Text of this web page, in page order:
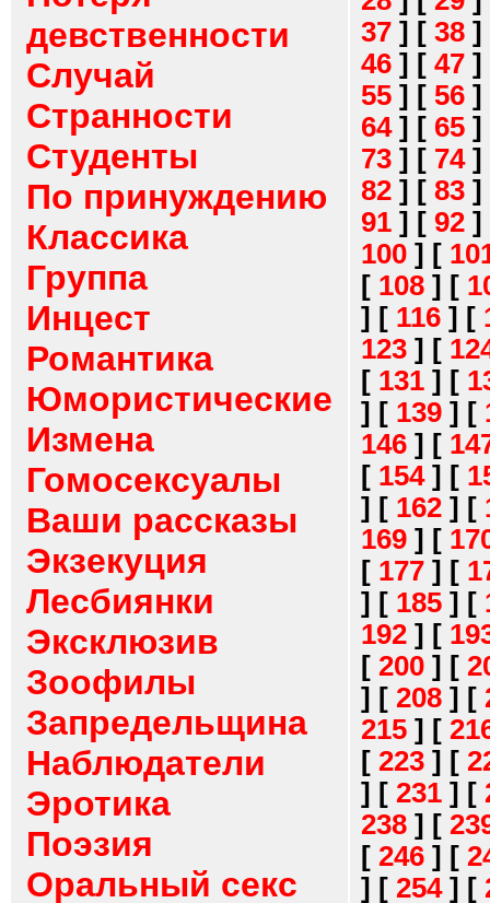
девственности
Случай
Странности
Студенты
По принуждению
Классика
Группа
Инцест
Романтика
Юмористические
Измена
Гомосексуалы
Ваши рассказы
Экзекуция
Лесбиянки
Эксклюзив
Зоофилы
Запредельщина
Наблюдатели
Эротика
Поэзия
Оральный секс
37 ] [ 38 ]
46 ] [ 47 ]
55 ] [ 56 ]
64] [ 65 ]
73 ] [ 74]
82 ] [ 83 ]
91 ] [ 92 ]
100 ] [
[ 108 ] [
] [ 116 ] [
123 ] [
[ 131 ] [
] [ 139 ] [
146 ] [
[ 154] [
] [ 162 ] [
169 ] [
[ 177 ] [
] [ 185 ] [
192 ] [
[ 200 ] [
] [ 208 ] [
215 ] [
[ 223 ] [
] [ 231 ] [
238 ] [
[ 246 ] [
] [ 254] [